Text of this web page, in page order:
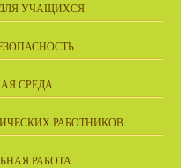
УЧАЩИХСЯ
СРЕДА
РАБОТНИКОВ
РАБОТА